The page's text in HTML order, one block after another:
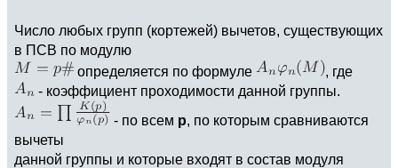
Число любых групп (кортежей) вычетов, существующих
в ПСВ по модулю
определяется по формуле
, где
- коэффициент проходимости данной группы.
- по всем р, по которым сравниваются
вычеты
данной группы и которые входят в состав модуля